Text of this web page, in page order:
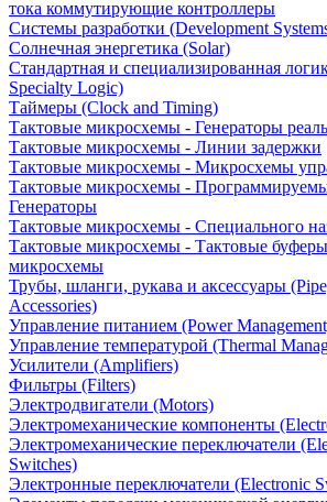
тока коммутирующие контроллеры
Системы разработки (Development
Солнечная энергетика (Solar)
Стандартная и специализированная
Specialty Logic)
Таймеры (Clock and Timing)
Тактовые микросхемы - Генераторы
Тактовые микросхемы - Линии задержки
Тактовые микросхемы - Микросхемы
Тактовые микросхемы -
Генераторы
Тактовые микросхемы - Специального
Тактовые микросхемы - Тактовые
микросхемы
Трубы, шланги, рукава и аксессуары
Accessories)
Управление питанием (Power
Управление температурой (Thermal
Усилители (Amplifiers)
Фильтры (Filters)
Электродвигатели (Motors)
Электромеханические компоненты
Электромеханические переключатели
Switches)
Электронные переключатели (Electronic